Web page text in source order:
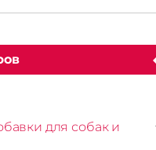
для собак и